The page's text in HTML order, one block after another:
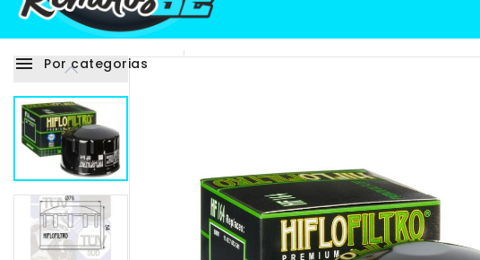
menu Por categorias Adhesivos RECAMBIOS
NUEVO